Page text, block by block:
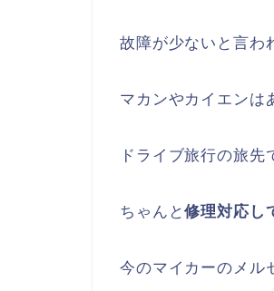
故障が少ないと言わ
マカンやカイエンは
ドライブ旅行の旅先
ちゃんと修理対応し
今のマイカーのメル